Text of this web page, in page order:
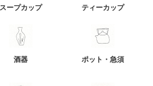
スープカップ
ティーカップ
酒器 ポット・急須